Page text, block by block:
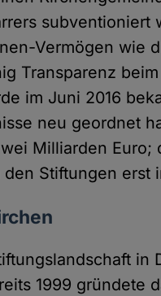
subventioniert
Vermögen wie
Transparenz
im Juni 2016
neu geordnet
Milliarden Euro;
Stiftungen erst
in
1999 gründete